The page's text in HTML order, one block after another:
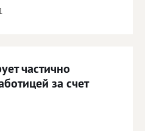
частично
за счет